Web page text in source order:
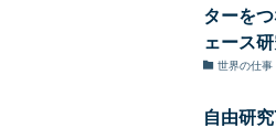
ターを
ェース
世界の仕事
自由研